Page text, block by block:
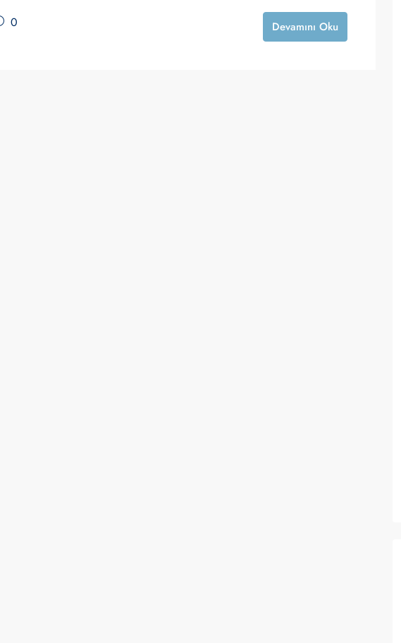
0 Devamını Oku